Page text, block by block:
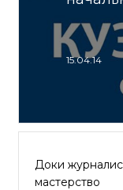
15.04.14
Доки
мастерство